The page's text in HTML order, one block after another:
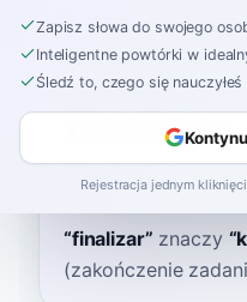
Strona główna›Hiszpański›
finalizar
fee-nah-lee-sahr
“finalizar” znaczy “
(zakończenie
Zapisz słowa do swojego
Inteligentne powtórki w
Śledź to, czego się nauczyłeś
Rejestracja jednym